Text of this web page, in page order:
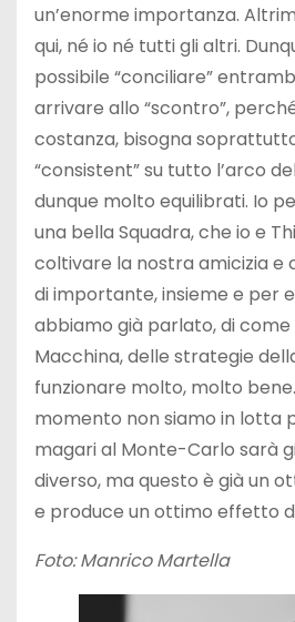
un’enorme importanza.
qui, né io né tutti gli altri.
possibile “conciliare”
arrivare allo “scontro”,
costanza, bisogna
“consistent” su tutto l’arco
dunque molto equilibrati. Io
una bella Squadra, che io e
coltivare la nostra amicizia e
di importante, insieme e per
abbiamo già parlato, di
Macchina, delle strategie
funzionare molto, molto
momento non siamo in lotta
magari al Monte-Carlo sarà
diverso, ma questo è già un
e produce un ottimo effetto
Foto: Manrico Martella